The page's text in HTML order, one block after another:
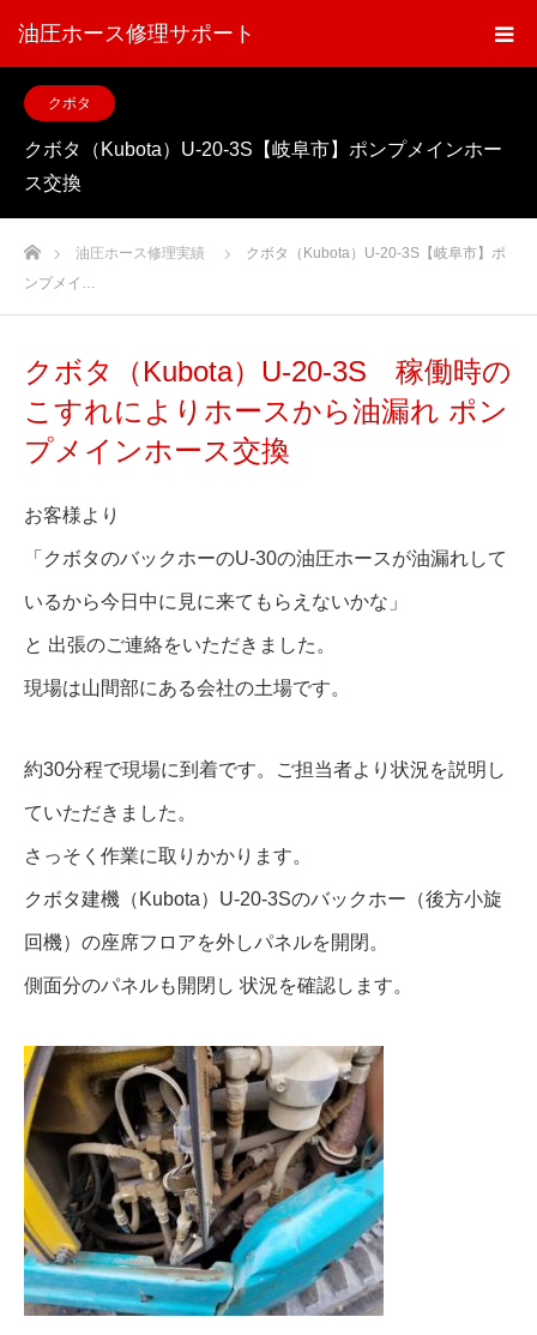
油圧ホース修理サポート
クボタ
クボタ（Kubota）U-20-3S【岐阜市】ポンプメインホー
ス交換
ホーム油圧ホース修理実績
クボタ（Kubota）U-20-3S【岐阜市】ポ
ンプメイ…
クボタ（Kubota）U-20-3S 稼働時の
こすれによりホースから油漏れ ポン
プメインホース交換
お客様より
「クボタのバックホーのU-30の油圧ホースが油漏れして
いるから今日中に見に来てもらえないかな」
と 出張のご連絡をいただきました。
現場は山間部にある会社の土場です。
約30分程で現場に到着です。ご担当者より状況を説明し
ていただきました。
さっそく作業に取りかかります。
クボタ建機（Kubota）U-20-3Sのバックホー（後方小旋
回機）の座席フロアを外しパネルを開閉。
側面分のパネルも開閉し 状況を確認します。